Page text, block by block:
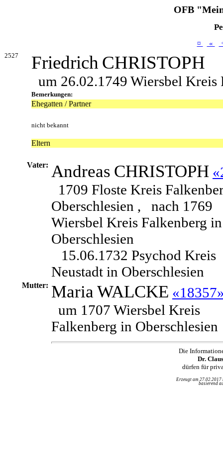
OFB
¤ «
2527 Friedrich CHRISTOPH
um 26.02.1749 Wiersbel Kreis
Bemerkungen:
Ehegatten / Partner
nicht bekannt
Eltern
Vater: Andreas CHRISTOPH
1709 Floste Kreis
Oberschlesien ,
nach 1769
Wiersbel Kreis Falkenberg in
Oberschlesien
15.06.1732 Psychod Kreis
Neustadt in Oberschlesien
Mutter: Maria WALCKE
um 1707 Wiersbel Kreis
Falkenberg in Oberschlesien
Die
Dr.
dürfen für
Erzeugt am
basierend